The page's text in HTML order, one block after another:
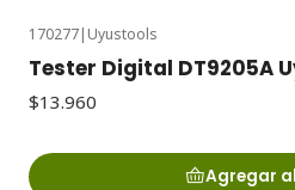
170277| Uyustools
Tester Digital DT9205A
$13.960
Agregar